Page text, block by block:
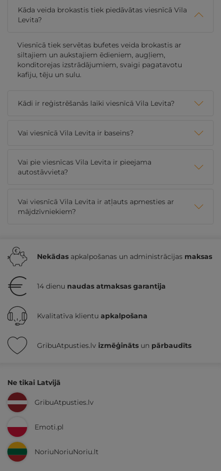
Kāda veida brokastis tiek piedāvātas viesnīcā Vila
Levita?
Viesnīcā tiek servētas bufetes veida brokastis ar
siltajiem un aukstajiem ēdieniem, augļiem,
konditorejas izstrādājumiem, svaigi pagatavotu
kafiju, tēju un sulu.
Kādi ir reģistrēšanās laiki viesnīcā Vila Levita?
Vai viesnīcā Vila Levita ir baseins?
Vai pie viesnīcas Vila Levita ir pieejama
autostāvvieta?
Vai viesnīcā Vila Levita ir atļauts apmesties ar
mājdzīvniekiem?
Nekādas apkalpošanas un administrācijas maksas
14 dienu naudas atmaksas garantija
Kvalitatīva klientu apkalpošana
GribuAtpusties.lv izmēģināts un pārbaudīts
Ne tikai Latvijā
GribuAtpusties.lv
Emoti.pl
NoriuNoriuNoriu.lt